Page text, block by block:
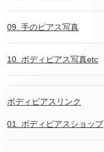
09. 手のピアス写真
10. ボディピアス写真etc
ボディピアスリンク
01. ボディピアスショップ